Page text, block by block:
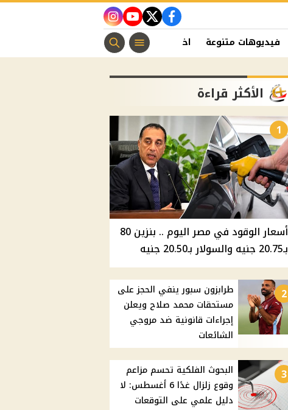
facebook
twitter
youtube
instagram
فيديوهات متنوعة اخبار الفن منوعات مسيحية
الأكثر قراءة
1
أسعار الوقود في مصر اليوم .. بنزين 80
بـ20.75 جنيه والسولار بـ20.50 جنيه
2
طرابزون سبور ينفي الحجز على
مستحقات محمد صلاح ويعلن
إجراءات قانونية ضد مروجي
الشائعات
3
البحوث الفلكية تحسم مزاعم
وقوع زلزال غدًا 6 أغسطس: لا
دليل علمي على التوقعات